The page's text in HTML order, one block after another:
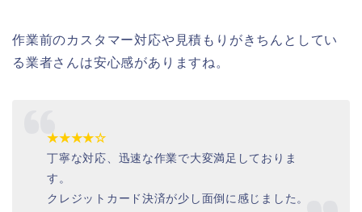
作業前のカスタマー対応や見積もりがきちんとしてい
る業者さんは安心感がありますね。
★★★★☆
丁寧な対応、迅速な作業で大変満足しておりま
す。
クレジットカード決済が少し面倒に感じました。